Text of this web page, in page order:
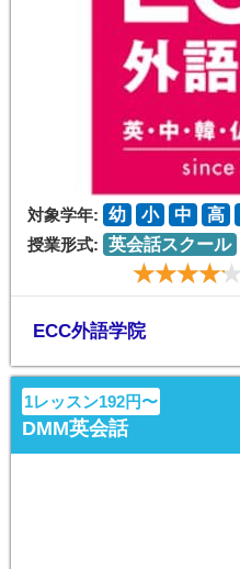
対象学年: 幼 小 中 高
授業形式: 英会話スクール
ECC外語学院
1レッスン192円〜
DMM英会話